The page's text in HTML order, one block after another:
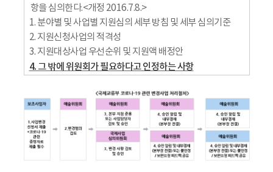
항을 심의한다.<개정 2016.7.8.>
1. 분야별 및 사업별 지원심의 세부 방침 및 세부 심의기준
2. 지원신청사업의 적격성
3. 지원대상사업 우선순위 및 지원액 배정안
4. 그 밖에 위원회가 필요하다고 인정하는 사항